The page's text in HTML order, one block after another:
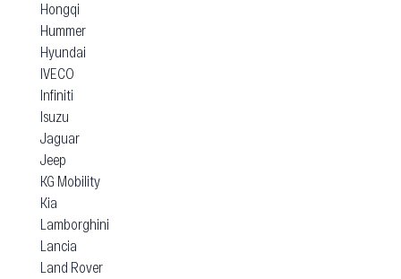
Hongqi
Hummer
Hyundai
IVECO
Infiniti
Isuzu
Jaguar
Jeep
KG Mobility
Kia
Lamborghini
Lancia
Land Rover